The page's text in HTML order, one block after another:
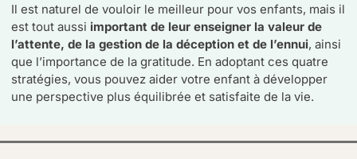
Il est naturel de vouloir le meilleur pour vos enfants, mais il
est tout aussi important de leur enseigner la valeur de
l’attente, de la gestion de la déception et de l’ennui, ainsi
que l’importance de la gratitude. En adoptant ces quatre
stratégies, vous pouvez aider votre enfant à développer
une perspective plus équilibrée et satisfaite de la vie.